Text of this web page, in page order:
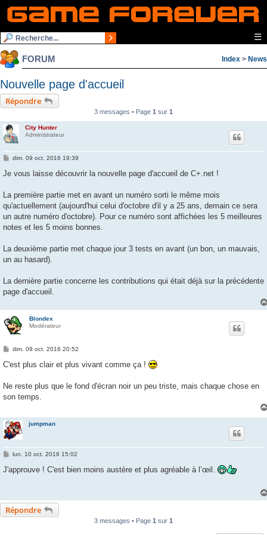
☰
FORUM Index > News
Nouvelle page d'accueil
Répondre
3 messages • Page 1 sur 1
City Hunter
Administrateur
M
s
g
dim. 09 oct. 2016 19:39
Je vous laisse découvrir la nouvelle page d'accueil de C+.net !
La première partie met en avant un numéro sorti le même mois
qu'actuellement (aujourd'hui celui d'octobre d'il y a 25 ans, demain ce sera
un autre numéro d'octobre). Pour ce numéro sont affichées les 5 meilleures
notes et les 5 moins bonnes.
La deuxième partie met chaque jour 3 tests en avant (un bon, un mauvais,
un au hasard).
La dernière partie concerne les contributions qui était déjà sur la précédente
page d'accueil.
Blondex
Modérateur
M
s
g
dim. 09 oct. 2016 20:52
C'est plus clair et plus vivant comme ça !
Ne reste plus que le fond d'écran noir un peu triste, mais chaque chose en
son temps.
jumpman
M
s
s
lun. 10 oct. 2016 15:02
J'approuve ! C'est bien moins austère et plus agréable à l’œil.
Répondre
3 messages • Page 1 sur 1